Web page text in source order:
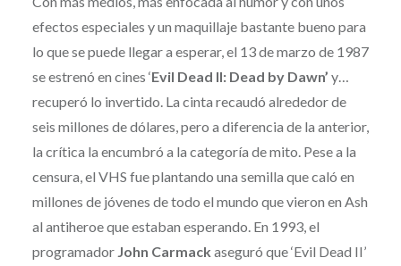
efectos especiales y un maquillaje bastante bueno para
lo que se puede llegar a esperar, el 13 de marzo de 1987
se estrenó en cines ‘Evil Dead II: Dead by Dawn’ y…
recuperó lo invertido. La cinta recaudó alrededor de
seis millones de dólares, pero a diferencia de la anterior,
la crítica la encumbró a la categoría de mito. Pese a la
censura, el VHS fue plantando una semilla que caló en
millones de jóvenes de todo el mundo que vieron en Ash
al antiheroe que estaban esperando. En 1993, el
programador John Carmack aseguró que ‘Evil Dead II’